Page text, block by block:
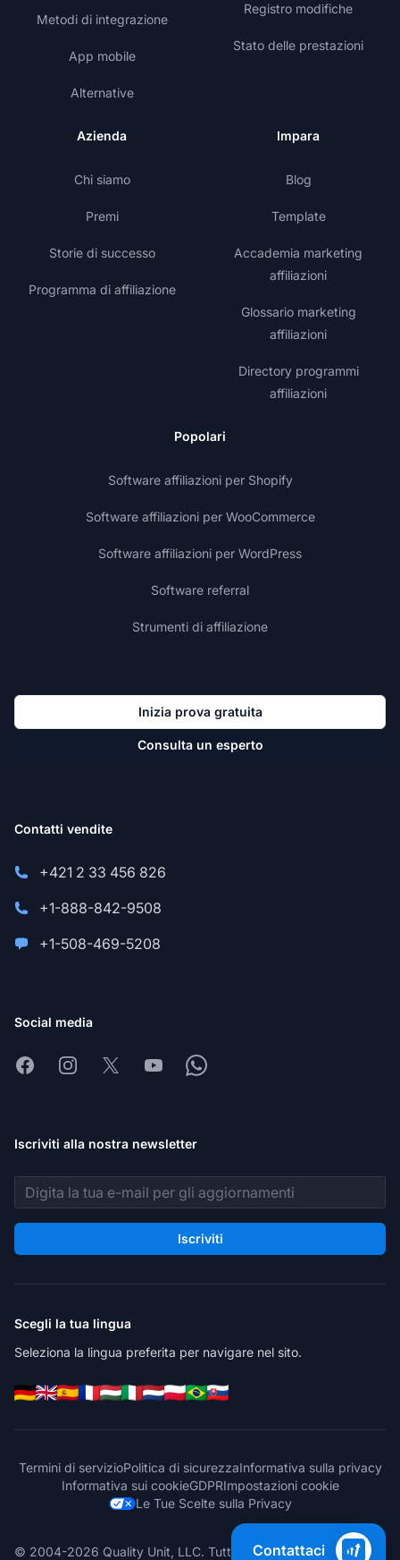
Metodi di integrazione
App mobile
Alternative
Registro modifiche
Stato delle prestazioni
Azienda
Chi siamo
Premi
Storie di successo
Programma di affiliazione
Impara
Blog
Template
Accademia marketing
affiliazioni
Glossario marketing
affiliazioni
Directory programmi
affiliazioni
Popolari
Software affiliazioni per Shopify
Software affiliazioni per WooCommerce
Software affiliazioni per WordPress
Software referral
Strumenti di affiliazione
Inizia prova gratuita
Consulta un esperto
Contatti vendite
+421 2 33 456 826
+1-888-842-9508
+1-508-469-5208
Social media
FacebookInstagram
X YoutubeWhatsapp
Iscriviti alla nostra newsletter
Indirizzo email
Iscriviti
Scegli la tua lingua
Seleziona la lingua preferita per navigare nel sito.
Termini di servizioPolitica di sicurezzaInformativa sulla privacy
Informativa sui cookieGDPRImpostazioni cookie
Le Tue Scelte sulla Privacy
© 2004-2026 Quality Unit, LLC. Tutti i diritti riservati.
Contattaci